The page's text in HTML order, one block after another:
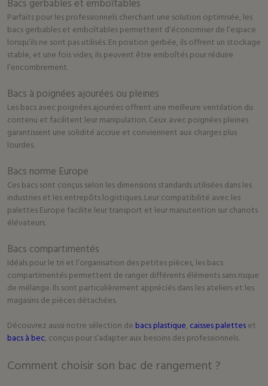
Bacs gerbables et emboîtables
Parfaits pour les professionnels cherchant une solution optimisée, les
bacs gerbables et emboîtables permettent d’économiser de l’espace
lorsqu’ils ne sont pas utilisés. En position gerbée, ils offrent un stockage
stable, et une fois vides, ils peuvent être emboîtés pour réduire
l’encombrement.
Bacs à poignées ajourées ou pleines
Les bacs avec poignées ajourées offrent une meilleure ventilation du
contenu et facilitent leur manipulation. Ceux avec poignées pleines
garantissent une solidité accrue et conviennent aux charges plus
lourdes.
Bacs norme Europe
Ces bacs sont conçus selon les dimensions standards utilisées dans les
industries et les entrepôts logistiques. Leur compatibilité avec les
palettes Europe facilite leur transport et leur manutention sur chariots
élévateurs.
Bacs compartimentés
Idéals pour le tri et l’organisation des petites pièces, les bacs
compartimentés permettent de ranger différents éléments sans risque
de mélange. Ils sont particulièrement appréciés dans les ateliers et les
magasins de pièces détachées.
Découvrez aussi notre sélection de bacs plastique, caisses paletteset
bacs à bec, conçus pour s’adapter aux besoins des professionnels.
Comment choisir son bac de rangement ?